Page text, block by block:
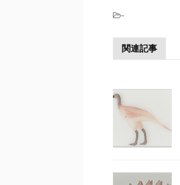
-
関連記事